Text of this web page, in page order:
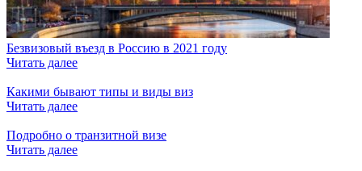
Безвизовый въезд в Россию в 2021 году
Читать далее
Какими бывают типы и виды виз
Читать далее
Подробно о транзитной визе
Читать далее